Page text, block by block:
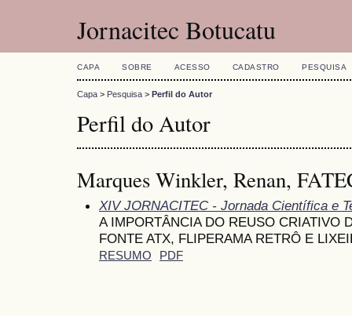
Jornacitec Botucatu
CAPA SOBRE ACESSO CADASTRO PESQUISA
Capa > Pesquisa > Perfil do Autor
Perfil do Autor
Marques Winkler, Renan,
XIV JORNACITEC - Jornada Científica e
A IMPORTÂNCIA DO REUSO CRIATIVO
FONTE ATX, FLIPERAMA RETRÔ E
RESUMO PDF